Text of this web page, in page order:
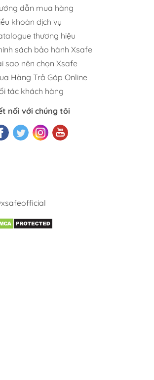
dẫn mua hàng
khoản dịch vụ
thương hiệu
sách bảo hành Xsafe
sao nên chọn Xsafe
Hàng Trả Góp Online
tác khách hàng
nối với chúng tôi